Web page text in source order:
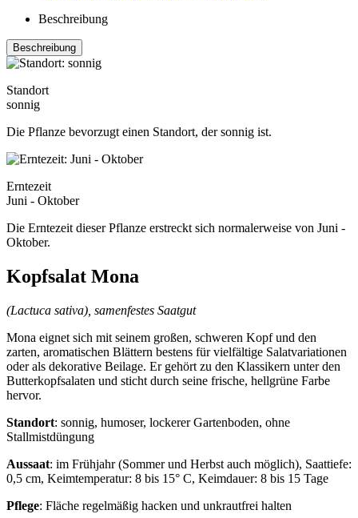
Beschreibung
Beschreibung
Standort
sonnig
Die Pflanze bevorzugt einen Standort, der sonnig ist.
Erntezeit
Juni - Oktober
Die Erntezeit dieser Pflanze erstreckt sich normalerweise von Juni -
Oktober.
Kopfsalat Mona
(Lactuca sativa), samenfestes Saatgut
Mona eignet sich mit seinem großen, schweren Kopf und den
zarten, aromatischen Blättern bestens für vielfältige Salatvariationen
oder als dekorative Beilage. Er gehört zu den Klassikern unter den
Butterkopfsalaten und sticht durch seine frische, hellgrüne Farbe
hervor.
Standort: sonnig, humoser, lockerer Gartenboden, ohne
Stallmistdüngung
Aussaat: im Frühjahr (Sommer und Herbst auch möglich), Saattiefe:
0,5 cm, Keimtemperatur: 8 bis 15° C, Keimdauer: 8 bis 15 Tage
Pflege: Fläche regelmäßig hacken und unkrautfrei halten